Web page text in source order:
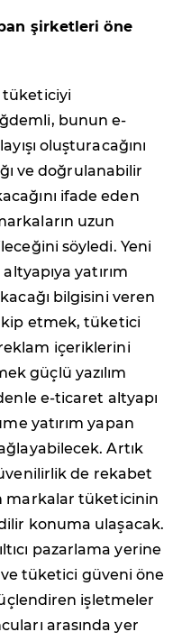
şirketleri öne
tüketiciyi
bunun e-
oluşturacağını
ve doğrulanabilir
ifade eden
uzun
söyledi. Yeni
yatırım
bilgisini veren
etmek, tüketici
içeriklerini
güçlü yazılım
e-ticaret altyapı
yatırım yapan
Artık
de rekabet
markalar tüketicinin
konuma ulaşacak.
pazarlama yerine
tüketici güveni öne
işletmeler
arasında yer